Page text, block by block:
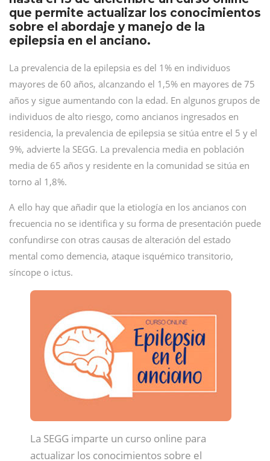
que permite actualizar los conocimientos
sobre el abordaje y manejo de la
epilepsia en el anciano.
La prevalencia de la epilepsia es del 1% en individuos
mayores de 60 años, alcanzando el 1,5% en mayores de 75
años y sigue aumentando con la edad. En algunos grupos de
individuos de alto riesgo, como ancianos ingresados en
residencia, la prevalencia de epilepsia se sitúa entre el 5 y el
9%, advierte la SEGG. La prevalencia media en población
media de 65 años y residente en la comunidad se sitúa en
torno al 1,8%.
A ello hay que añadir que la etiología en los ancianos con
frecuencia no se identifica y su forma de presentación puede
confundirse con otras causas de alteración del estado
mental como demencia, ataque isquémico transitorio,
síncope o ictus.
La SEGG imparte un curso online para
actualizar los conocimientos sobre el